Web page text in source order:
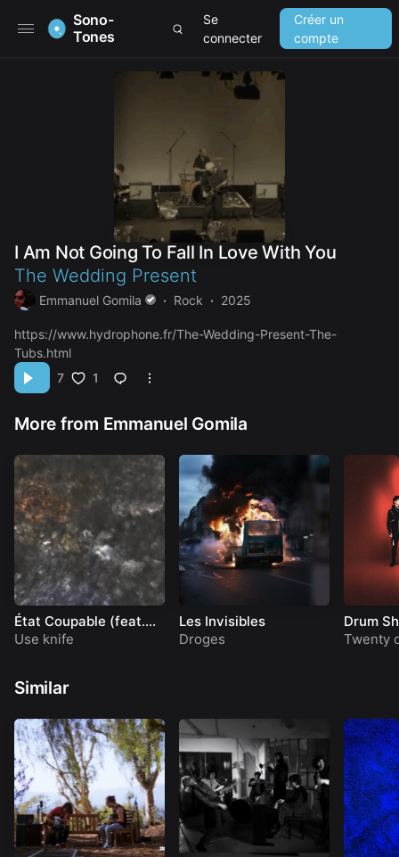
Sono-
Tones
Se
connecter
Créer un
compte
I Am Not Going To Fall In Love With You
The Wedding Present
Emmanuel Gomila Rock 2025
https://www.hydrophone.fr/The-Wedding-Present-The-
Tubs.html
7
1
More from Emmanuel Gomila
État Coupable (feat.
Radwan Ghazi
Use knife
Les Invisibles
Droges
Drum
Twenty
Similar